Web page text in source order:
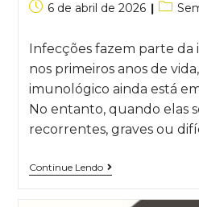
6 de abril de 2026
Infecções fazem parte da
nos primeiros anos de
imunológico ainda está
No entanto, quando elas
recorrentes, graves ou
Continue Lendo